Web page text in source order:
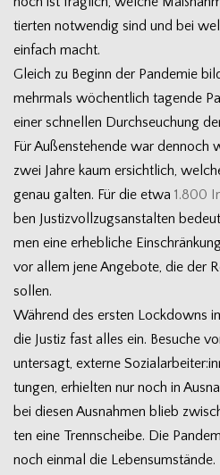
tier­ten not­wen­dig sind und bei
ein­fach macht.
Gleich zu Beginn der Pan­de­mie
mehr­mals wöchent­lich tagende
einer schnel­len Durch­seu­chung
Für Außen­ste­hende war den­noch
zwei Jahre kaum ersicht­lich,
genau gal­ten. Für die etwa 1.800
ben Jus­tiz­voll­zugs­an­stal­ten
men eine erheb­li­che
vor allem jene Ange­bote, die der
sollen.
Wäh­rend des ers­ten Lock­downs
die Jus­tiz fast alles ein. Besu­che
unter­sagt, externe
tun­gen, erhiel­ten nur noch in
bei die­sen Aus­nah­men blieb
ten eine Trenn­scheibe. Die
noch ein­mal die